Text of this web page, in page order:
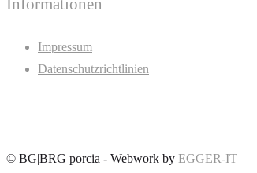
Impressum
Datenschutzrichtlinien
© BG|BRG porcia - Webwork by EGGER-IT